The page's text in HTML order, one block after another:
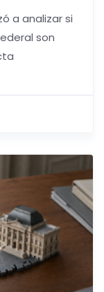
a analizar si
son